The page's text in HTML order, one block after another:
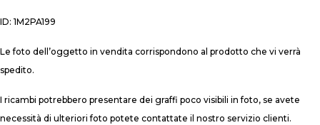
ID: 1M2PA199
Le foto dell’oggetto in vendita corrispondono al prodotto che vi verrà
spedito.
I ricambi potrebbero presentare dei graffi poco visibili in foto, se avete
necessità di ulteriori foto potete contattate il nostro servizio clienti.